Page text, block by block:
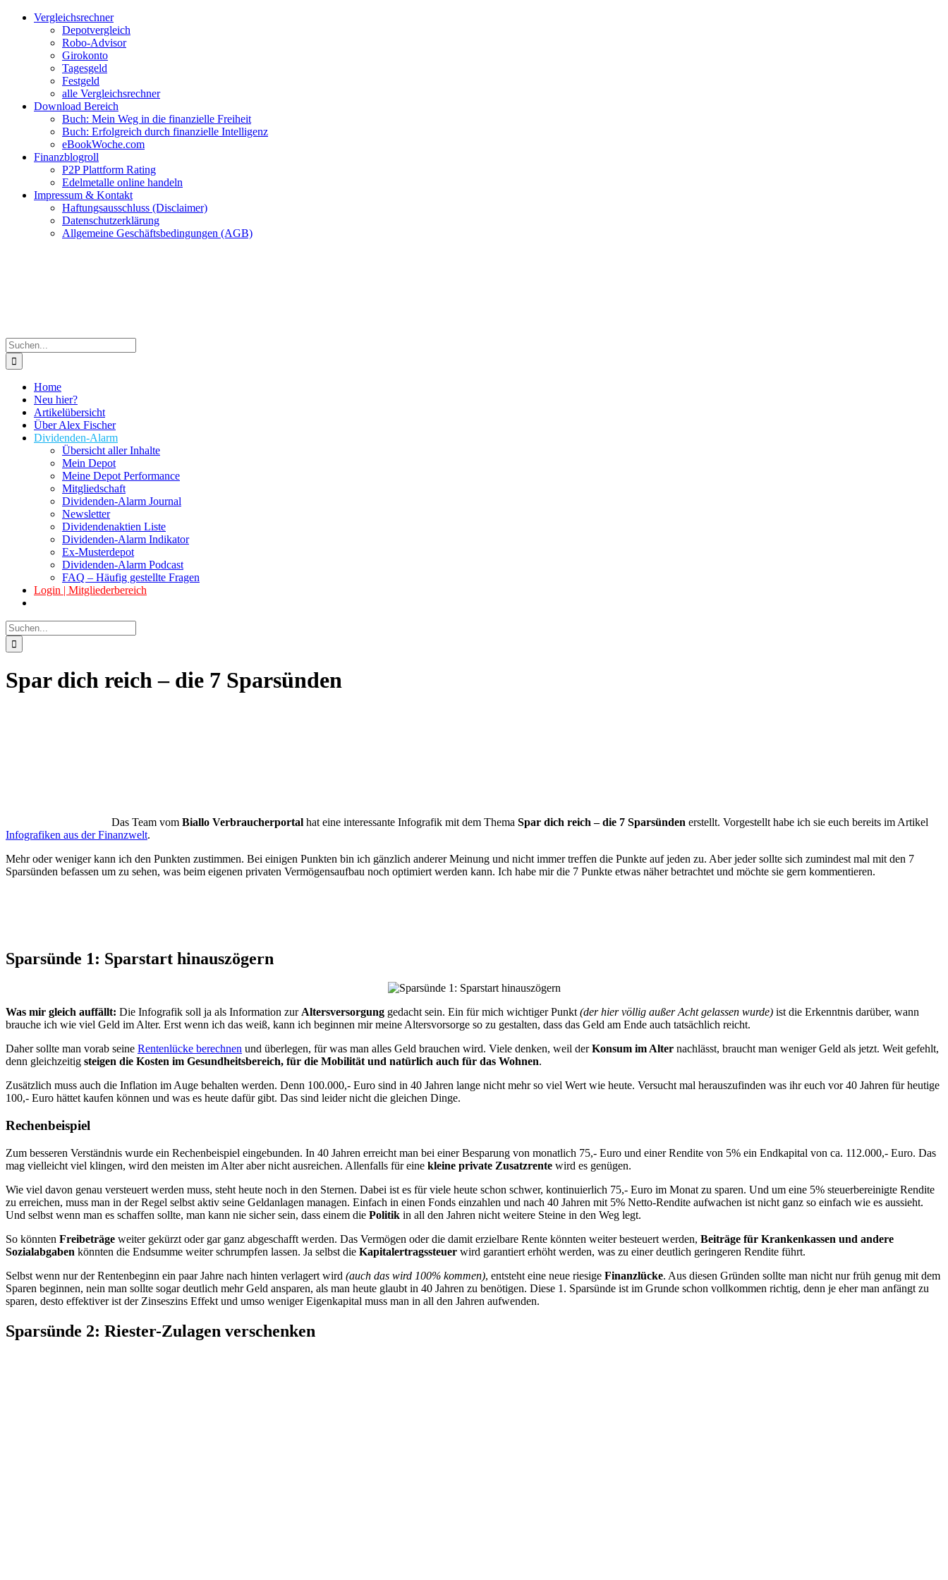
Zum
Facebook
Twitter
Instagram
Pinterest
YouTubeVergleichsrechner
Depotvergleich
Robo-Advisor
Girokonto
Tagesgeld
Festgeld
alle Vergleichsrechner
Download Bereich
Buch: Mein Weg in die finanzielle Freiheit
Buch: Erfolgreich durch finanzielle Intelligenz
eBookWoche.com
Finanzblogroll
P2P Plattform Rating
Edelmetalle online handeln
Impressum & Kontakt
Haftungsausschluss (Disclaimer)
Datenschutzerklärung
Allgemeine Geschäftsbedingungen (AGB)
Suche
nach:
Home
Neu hier?
Artikelübersicht
Über Alex Fischer
Dividenden-Alarm
Übersicht aller Inhalte
Mein Depot
Meine Depot Performance
Mitgliedschaft
Dividenden-Alarm Journal
Newsletter
Dividendenaktien Liste
Dividenden-Alarm Indikator
Ex-Musterdepot
Dividenden-Alarm Podcast
FAQ – Häufig gestellte Fragen
Login | Mitgliederbereich
Suche
nach:
Spar dich reich – die 7 Sparsünden
Das Team vom Biallo Verbraucherportal hat eine interessante Infografik mit dem Thema Spar dich reich – die 7 Sparsünden erstellt. Vorgestellt habe ich sie euch bereits im Artikel
Infografiken aus der Finanzwelt.
Mehr oder weniger kann ich den Punkten zustimmen. Bei einigen Punkten bin ich gänzlich anderer Meinung und nicht immer treffen die Punkte auf jeden zu. Aber jeder sollte sich zumindest mal mit den 7
Sparsünden befassen um zu sehen, was beim eigenen privaten Vermögensaufbau noch optimiert werden kann. Ich habe mir die 7 Punkte etwas näher betrachtet und möchte sie gern kommentieren.
Sparsünde 1: Sparstart hinauszögern
Was mir gleich auffällt: Die Infografik soll ja als Information zurAltersversorgung gedacht sein. Ein für mich wichtiger Punkt(der hier völlig außer Acht gelassen wurde) ist die Erkenntnis darüber, wann
brauche ich wie viel Geld im Alter. Erst wenn ich das weiß, kann ich beginnen mir meine Altersvorsorge so zu gestalten, dass das Geld am Ende auch tatsächlich reicht.
Daher sollte man vorab seine Rentenlücke berechnen und überlegen, für was man alles Geld brauchen wird. Viele denken, weil derKonsum im Alter nachlässt, braucht man weniger Geld als jetzt. Weit gefehlt,
denn gleichzeitig steigen die Kosten im Gesundheitsbereich, für die Mobilität und natürlich auch für das Wohnen.
Zusätzlich muss auch die Inflation im Auge behalten werden. Denn 100.000,- Euro sind in 40 Jahren lange nicht mehr so viel Wert wie heute. Versucht mal herauszufinden was ihr euch vor 40 Jahren für heutige
100,- Euro hättet kaufen können und was es heute dafür gibt. Das sind leider nicht die gleichen Dinge.
Rechenbeispiel
Zum besseren Verständnis wurde ein Rechenbeispiel eingebunden. In 40 Jahren erreicht man bei einer Besparung von monatlich 75,- Euro und einer Rendite von 5% ein Endkapital von ca. 112.000,- Euro. Das
mag vielleicht viel klingen, wird den meisten im Alter aber nicht ausreichen. Allenfalls für eine kleine private Zusatzrente wird es genügen.
Wie viel davon genau versteuert werden muss, steht heute noch in den Sternen. Dabei ist es für viele heute schon schwer, kontinuierlich 75,- Euro im Monat zu sparen. Und um eine 5% steuerbereinigte Rendite
zu erreichen, muss man in der Regel selbst aktiv seine Geldanlagen managen. Einfach in einen Fonds einzahlen und nach 40 Jahren mit 5% Netto-Rendite aufwachen ist nicht ganz so einfach wie es aussieht.
Und selbst wenn man es schaffen sollte, man kann nie sicher sein, dass einem die Politik in all den Jahren nicht weitere Steine in den Weg legt.
So könnten Freibeträge weiter gekürzt oder gar ganz abgeschafft werden. Das Vermögen oder die damit erzielbare Rente könnten weiter besteuert werden, Beiträge für Krankenkassen und andere
Sozialabgaben könnten die Endsumme weiter schrumpfen lassen. Ja selbst die Kapitalertragssteuer wird garantiert erhöht werden, was zu einer deutlich geringeren Rendite führt.
Selbst wenn nur der Rentenbeginn ein paar Jahre nach hinten verlagert wird (auch das wird 100% kommen), entsteht eine neue riesige Finanzlücke. Aus diesen Gründen sollte man nicht nur früh genug mit dem
Sparen beginnen, nein man sollte sogar deutlich mehr Geld ansparen, als man heute glaubt in 40 Jahren zu benötigen. Diese 1. Sparsünde ist im Grunde schon vollkommen richtig, denn je eher man anfängt zu
sparen, desto effektiver ist der Zinseszins Effekt und umso weniger Eigenkapital muss man in all den Jahren aufwenden.
Sparsünde 2: Riester-Zulagen verschenken